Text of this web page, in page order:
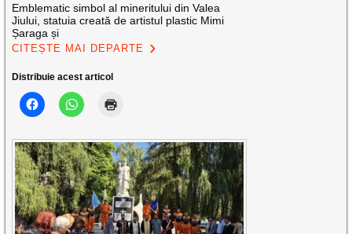
Emblematic simbol al mineritului din Valea
Jiului, statuia creată de artistul plastic Mimi
Șaraga și
CITEȘTE MAI DEPARTE
Distribuie acest articol